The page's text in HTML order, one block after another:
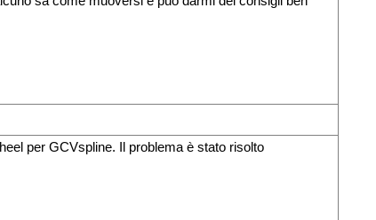
per GCVspline. Il problema è stato risolto